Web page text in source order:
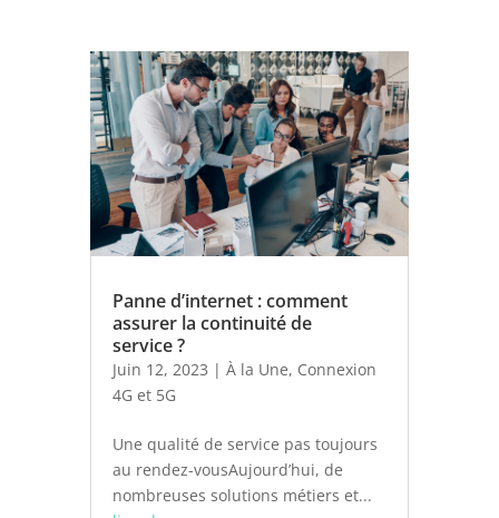
Panne d’internet : comment
assurer la continuité de
service ?
Juin 12, 2023 | À la Une, Connexion
4G et 5G
Une qualité de service pas toujours
au rendez-vousAujourd’hui, de
nombreuses solutions métiers et...